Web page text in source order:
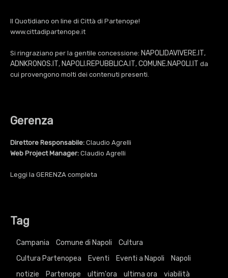
Il Quotidiano on line di Città di Partenope!
www.cittadipartenope.it
Si ringraziano per la gentile concessione: NAPOLIDAVIVERE.IT,
ADNKRONOS.IT, NAPOLI.REPUBBLICA.IT, COMUNE.NAPOLI.IT da
cui provengono molti dei contenuti presenti.
Gerenza
Direttore Responsabile: Claudio Agrelli
Web Project Manager: Claudio Agrelli
Leggi la GERENZA completa
Tag
Campania Comune di Napoli
Cultura
Cultura Partenopea
Eventi Eventi a Napoli
Napoli
notizie
Partenope ultim'ora ultima ora viabilità